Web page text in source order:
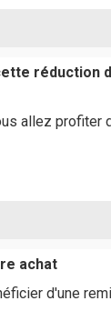
réduction
allez profiter
achat
d'une